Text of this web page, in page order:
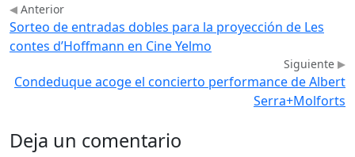
Anterior
Sorteo de entradas dobles para la proyección de Les
contes d’Hoffmann en Cine Yelmo
Siguiente
Condeduque acoge el concierto performance de Albert
Serra+Molforts
Deja un comentario